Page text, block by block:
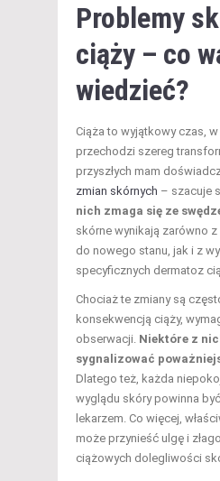
Problemy
ciąży – co
wiedzieć?
Ciąża to wyjątkowy czas,
przechodzi szereg
przyszłych mam
zmian skórnych – szacuje
nich zmaga się ze
skórne wynikają zarówno
do nowego stanu, jak i z
specyficznych dermatoz
Chociaż te zmiany są
konsekwencją ciąży,
obserwacji. Niektóre z
sygnalizować
Dlatego też, każda
wyglądu skóry powinna
lekarzem. Co więcej,
może przynieść ulgę i
ciążowych dolegliwości